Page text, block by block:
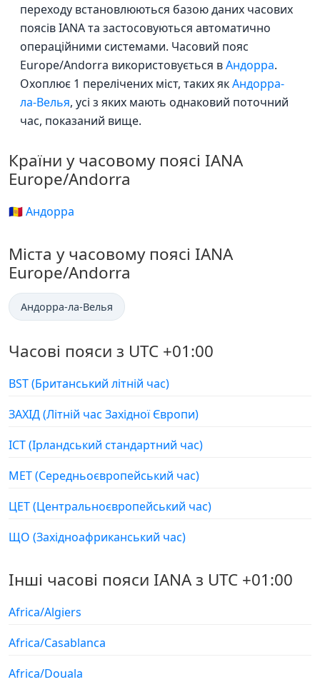
переходу встановлюються базою даних часових
поясів IANA та застосовуються автоматично
операційними системами. Часовий пояс
Europe/Andorra використовується вАндорра.
Охоплює 1 перелічених міст, таких якАндорра-
ла-Велья, усі з яких мають однаковий поточний
час, показаний вище.
Країни у часовому поясі IANA
Europe/Andorra
🇦🇩 Андорра
Міста у часовому поясі IANA
Europe/Andorra
Андорра-ла-Велья
Часові пояси з UTC +01:00
BST (Британський літній час)
ЗАХІД (Літній час Західної Європи)
ІСТ (Ірландський стандартний час)
МЕТ (Середньоєвропейський час)
ЦЕТ (Центральноєвропейський час)
ЩО (Західноафриканський час)
Інші часові пояси IANA з UTC +01:00
Africa/Algiers
Africa/Casablanca
Africa/Douala